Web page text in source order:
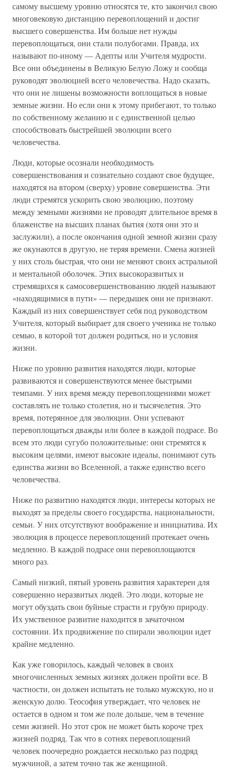
самому высшему уровню относятся те, кто закончил свою
многовековую дистанцию перевоплощений и достиг
высшего совершенства. Им больше нет нужды
перевоплощаться, они стали полубогами. Правда, их
называют по-иному — Адепты или Учителя мудрости.
Все они объединены в Великую Белую Ложу и сообща
руководят эволюцией всего человечества. Надо сказать,
что они не лишены возможности воплощаться в новые
земные жизни. Но если они к этому прибегают, то только
по собственному желанию и с единственной целью
способствовать быстрейшей эволюции всего
человечества.
Люди, которые осознали необходимость
совершенствования и сознательно создают свое будущее,
находятся на втором (сверху) уровне совершенства. Эти
люди стремятся ускорить свою эволюцию, поэтому
между земными жизнями не проводят длительное время в
блаженстве на высших планах бытия (хотя они это и
заслужили), а после окончания одной земной жизни сразу
же окунаются в другую, не теряя времени. Смена жизней
у них столь быстрая, что они не меняют своих астральной
и ментальной оболочек. Этих высокоразвитых и
стремящихся к самосовершенствованию людей называют
«находящимися в пути» — передышек они не признают.
Каждый из них совершенствует себя под руководством
Учителя, который выбирает для своего ученика не только
семью, в которой тот должен родиться, но и условия
жизни.
Ниже по уровню развития находятся люди, которые
развиваются и совершенствуются менее быстрыми
темпами. У них время между перевоплощениями может
составлять не только столетия, но и тысячелетия. Это
время, потерянное для эволюции. Они успевают
перевоплощаться дважды или более в каждой подрасе. Во
всем это люди сугубо положительные: они стремятся к
высоким целями, имеют высокие идеалы, понимают суть
единства жизни во Вселенной, а также единство всего
человечества.
Ниже по развитию находятся люди, интересы которых не
выходят за пределы своего государства, национальности,
семьи. У них отсутствуют воображение и инициатива. Их
эволюция в процессе перевоплощений протекает очень
медленно. В каждой подрасе они перевоплощаются
много раз.
Самый низкий, пятый уровень развития характерен для
совершенно неразвитых людей. Это люди, которые не
могут обуздать свои буйные страсти и грубую природу.
Их умственное развитие находится в зачаточном
состоянии. Их продвижение по спирали эволюции идет
крайне медленно.
Как уже говорилось, каждый человек в своих
многочисленных земных жизнях должен пройти все. В
частности, он должен испытать не только мужскую, но и
женскую долю. Теософия утверждает, что человек не
остается в одном и том же поле дольше, чем в течение
семи жизней. Но этот срок не может быть короче трех
жизней подряд. Так что в сотнях перевоплощений
человек поочередно рождается несколько раз подряд
мужчиной, а затем точно так же женщиной.